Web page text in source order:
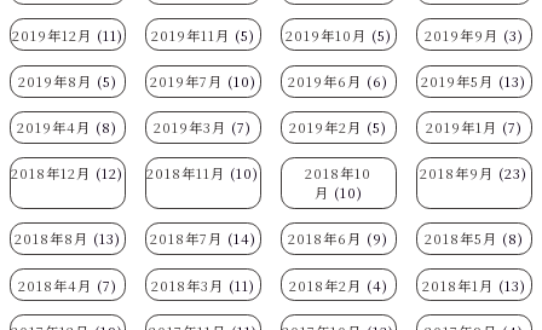
2019年12月 (11) 2019年11月 (5) 2019年10月 (5) 2019年9月 (3)
2019年8月 (5) 2019年7月 (10) 2019年6月 (6) 2019年5月 (13)
2019年4月 (8) 2019年3月 (7) 2019年2月 (5) 2019年1月 (7)
2018年12月 (12) 2018年11月 (10)
2018年10
月 (10)
2018年9月 (23)
2018年8月 (13) 2018年7月 (14) 2018年6月 (9) 2018年5月 (8)
2018年4月 (7) 2018年3月 (11) 2018年2月 (4) 2018年1月 (13)